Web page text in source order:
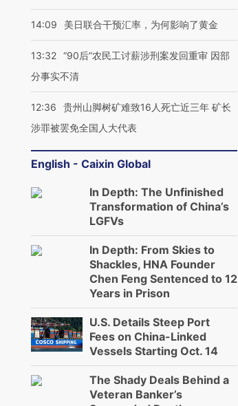
14:09 美日联合干预汇率，为何影响了黄金
13:32 “90后”农民工讨薪涉刑案发回重审 因部
分事实不清
12:36
贵州山脚树矿难致16人死亡近三年 矿长
涉罪被罢免全国人大代表
English - Caixin Global
In Depth: The Unfinished
Transformation of China’s
LGFVs
In Depth: From Skies to
Shackles, HNA Founder
Chen Feng Sentenced to 12
Years in Prison
U.S. Details Steep Port
Fees on China-Linked
Vessels Starting Oct. 14
The Shady Deals Behind a
Veteran Banker’s